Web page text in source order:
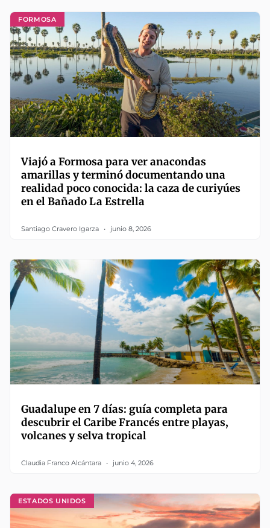
FORMOSA
Viajó a Formosa para ver anacondas
amarillas y terminó documentando una
realidad poco conocida: la caza de curiyúes
en el Bañado La Estrella
Santiago Cravero Igarza junio 8, 2026
Guadalupe en 7 días: guía completa para
descubrir el Caribe Francés entre playas,
volcanes y selva tropical
Claudia Franco Alcántara junio 4, 2026
ESTADOS UNIDOS